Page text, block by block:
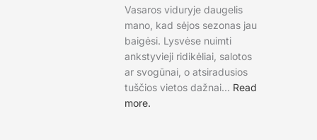
Vasaros viduryje daugelis
mano, kad sėjos sezonas jau
baigėsi. Lysvėse nuimti
ankstyvieji ridikėliai, salotos
ar svogūnai, o atsiradusios
tuščios vietos dažnai... Read
more.